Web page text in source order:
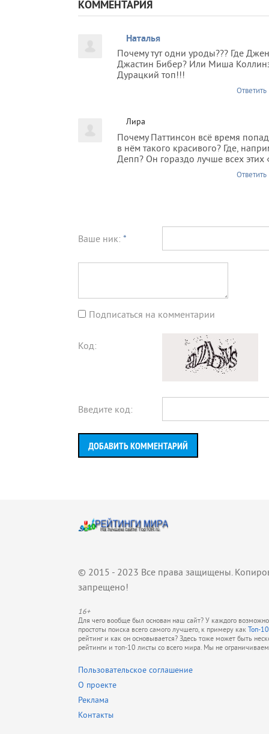
КОММЕНТАРИЯ
Наталья
Почему тут одни уроды??? Где
Джастин Бибер? Или Миша
Дурацкий топ!!!
Ответить
Лира
Почему Паттинсон всё время
в нём такого красивого? Где,
Депп? Он гораздо лучше всех этих
Ответить
Ваше ник: *
Подписаться на комментарии
Код:
Введите код:
ДОБАВИТЬ КОММЕНТАРИЙ
© 2015 - 2023 Все права защищены.
запрещено!
16+
Для чего вообще был основан наш сайт? У каждого
простоты поиска всего самого лучшего, к примеру как Топ-
рейтинг и как он основывается? Здесь тоже может быть
рейтинги и топ-10 листы со всего мира. Мы не
Пользовательское соглашение
О проекте
Реклама
Контакты